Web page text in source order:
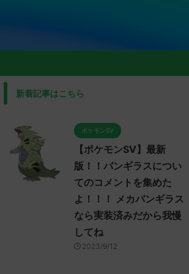
新着記事はこちら
ポケモンSV
【ポケモンSV】最新
版！！バンギラスについ
てのコメントを集めた
よ！！！ メカバンギラス
なら実装済みだから我慢
してね
2023/9/12